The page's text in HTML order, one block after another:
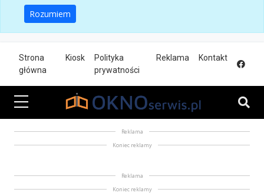
Rozumiem
Strona
główna
Kiosk
Polityka
prywatności
Reklama Kontakt
Reklama
Koniec reklamy
Reklama
Koniec reklamy